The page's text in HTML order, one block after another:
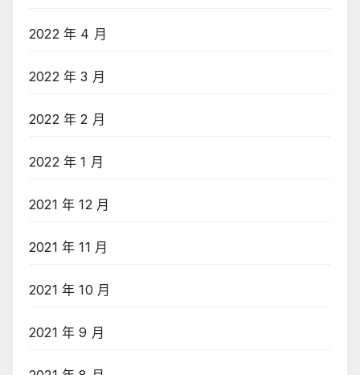
2022 年 4 月
2022 年 3 月
2022 年 2 月
2022 年 1 月
2021 年 12 月
2021 年 11 月
2021 年 10 月
2021 年 9 月